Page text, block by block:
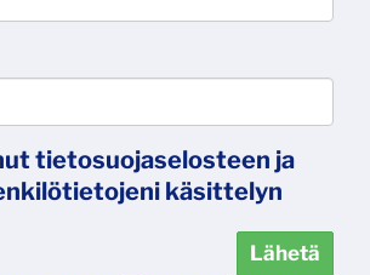
tietosuojaselosteen ja
käsittelyn
Lähetä